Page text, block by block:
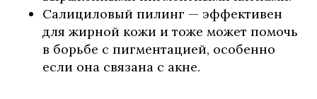
Салициловый пилинг — эффективен
для жирной кожи и тоже может помочь
в борьбе с пигментацией, особенно
если она связана с акне.